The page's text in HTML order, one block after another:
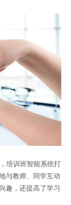
培训班智能系统打
与教师、同学互动
趣，还提高了学习